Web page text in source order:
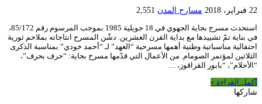
22 فبراير، 2018 مسارح المدن 2,551
استحدث مسرح بجاية الجهوي في 18 جويلية 1985 بموجب المرسوم رقم 85/172،
في بناية تمّ تشييدها مع بداية القرن العشرين. دشّن المسرح انتاجاته بملاحم ثورية
احتفالية مناسباتية وطنية أهمها مسرحية “العهد” لـ “أحمد خودي” بمناسبة الذكرى
الثلاثين لمؤتمر الصومام. من الأعمال التي قدّمها مسرح بجاية: “حرف بحرف”،
“الأحلام”، “بابور القراقوز، …
أكمل القراءة »
شاركها